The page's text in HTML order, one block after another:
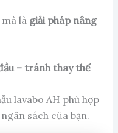
là giải pháp nâng
– tránh thay thế
lavabo AH phù hợp
sách của bạn.